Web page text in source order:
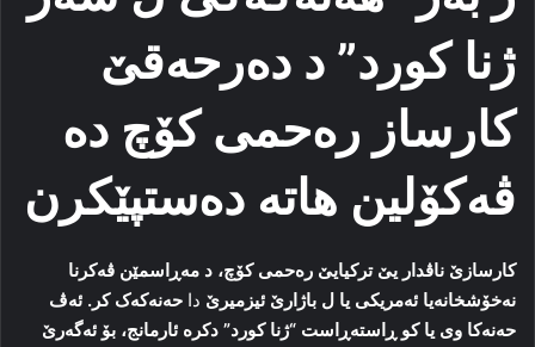
ژنا کورد” د دەرحەقێ
کارساز رەحمی کۆچ دە
ڤەکۆلین هاتە دەستپێکرن
کارسازێ ناڤدار یێ ترکیایێ رەحمی کۆچ، د مەڕاسمێن ڤەکرنا
نەخۆشخانەیا ئەمریکى یا ل باژارێ ئیزمیرێ دا حەنەکەک کر. ئەڤ
حەنەكا وى یا کو ڕاستەڕاست “ژنا کورد” دکرە ئارمانج، بۆ ئەگەرێ